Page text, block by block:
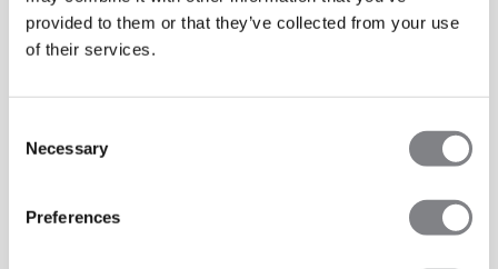
provided to them or that they’ve collected from your use
of their services.
Selection
Necessary
Preferences